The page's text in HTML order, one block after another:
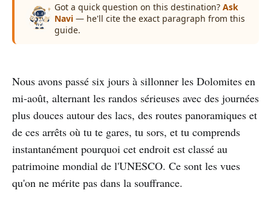
Got a quick question on this destination? Ask
Navi — he'll cite the exact paragraph from this
guide.
Nous avons passé six jours à sillonner les Dolomites en
mi-août, alternant les randos sérieuses avec des journées
plus douces autour des lacs, des routes panoramiques et
de ces arrêts où tu te gares, tu sors, et tu comprends
instantanément pourquoi cet endroit est classé au
patrimoine mondial de l'UNESCO. Ce sont les vues
qu'on ne mérite pas dans la souffrance.